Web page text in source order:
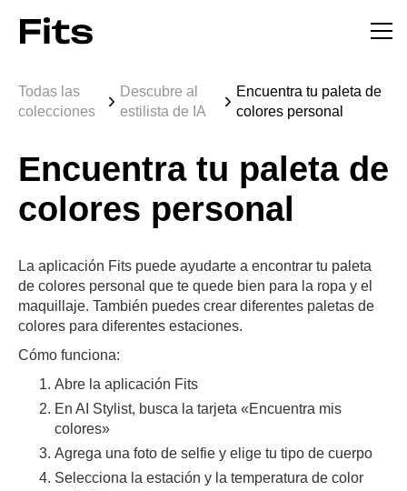
Todas las
colecciones
Descubre al
estilista de IA
Encuentra tu paleta de
colores personal
Encuentra tu paleta de
colores personal
La aplicación Fits puede ayudarte a encontrar tu paleta
de colores personal que te quede bien para la ropa y el
maquillaje. También puedes crear diferentes paletas de
colores para diferentes estaciones.
Cómo funciona:
Abre la aplicación Fits
En AI Stylist, busca la tarjeta «Encuentra mis
colores»
Agrega una foto de selfie y elige tu tipo de cuerpo
Selecciona la estación y la temperatura de color